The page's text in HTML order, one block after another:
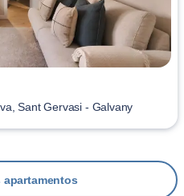
Sant Gervasi - Galvany
apartamentos